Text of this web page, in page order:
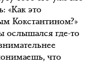
«Как это
Кокстантином?»
ослышался где-то
что